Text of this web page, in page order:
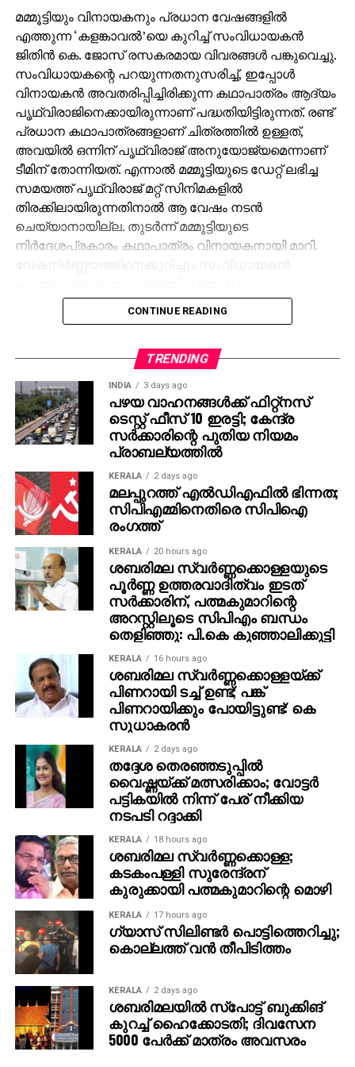
മമ്മൂട്ടിയും വിനായകനും പ്രധാന വേഷങ്ങളില്‍
എത്തുന്ന ‘കളങ്കാവല്‍’യെ കുറിച്ച് സംവിധായകന്‍
ജിതിന്‍ കെ. ജോസ് രസകരമായ വിവരങ്ങള്‍ പങ്കുവെച്ചു.
സംവിധായകന്റെ പറയുന്നതനുസരിച്ച്, ഇപ്പോള്‍
വിനായകന്‍ അവതരിപ്പിച്ചിരിക്കുന്ന കഥാപാത്രം ആദ്യം
പൃഥ്വിരാജിനെക്കായിരുന്നാണ് പദ്ധതിയിട്ടിരുന്നത്. രണ്ട്
പ്രധാന കഥാപാത്രങ്ങളാണ് ചിത്രത്തില്‍ ഉള്ളത്,
അവയില്‍ ഒന്നിന് പൃഥ്വിരാജ് അനുയോജ്യമെന്നാണ്
ടീമിന് തോന്നിയത്. എന്നാല്‍ മമ്മൂട്ടിയുടെ ഡേറ്റ് ലഭിച്ച
സമയത്ത് പൃഥ്വിരാജ് മറ്റ് സിനിമകളില്‍
തിരക്കിലായിരുന്നതിനാല്‍ ആ വേഷം നടന്‍
ചെയ്യാനായില്ല. തുടര്‍ന്ന് മമ്മൂട്ടിയുടെ
നിര്‍ദേശപ്രകാരം കഥാപാത്രം വിനായകനായി മാറി.
അനുയോജ്യനാണെന്ന് തോന്നിയതിനാല്‍
എക്‌സിക്യൂട്ടീവ് പ്രൊഡ്യൂസര്‍ വിവേക് ദാമോദരന്‍
തങ്ങള്‍ക്ക് മനസ്സിലുണ്ടായിരുന്നതുപോലെ തന്നെയാണ്
പൃഥ്വിരാജും ആ വേഷം മമ്മൂക്ക ചെയ്യണം എന്ന്
നിര്‍ദേശിച്ചതെന്നും അദ്ദേഹം വെളിപ്പെടുത്തി. ജിതിന്‍
കെ. ജോസ് പറഞ്ഞു പോലെ, വിനായകന്‍ അവതരിപ്പിച്ച
വേഷം തന്നെയാണ് ആദ്യം പൃഥ്വിരാജിന്
പരിഗണിച്ചത്. മമ്മൂട്ടി കമ്പനി നിര്‍മിച്ച ‘കളങ്കാവല്‍’
നവംബര്‍ 27ന് തീയേറ്ററുകളില്‍ റിലീസ് ചെയ്യും.
CONTINUE READING
TRENDING
INDIA 3 days ago
പഴയ വാഹനങ്ങള്‍ക്ക് ഫിറ്റ്‌നസ്
ടെസ്റ്റ് ഫീസ് 10 ഇരട്ടി; കേന്ദ്ര
സര്‍ക്കാരിന്റെ പുതിയ നിയമം
പ്രാബല്യത്തില്‍
KERALA 2 days ago
മലപ്പുറത്ത് എല്‍ഡിഎഫില്‍ ഭിന്നത;
സിപിഎമ്മിനെതിരെ സിപിഐ
രംഗത്ത്
KERALA 20 hours ago
ശബരിമല സ്വര്‍ണ്ണക്കൊള്ളയുടെ
പൂര്‍ണ്ണ ഉത്തരവാദിത്വം ഇടത്
സര്‍ക്കാരിന്, പത്മകുമാറിന്റെ
അറസ്റ്റിലൂടെ സിപിഎം ബന്ധം
തെളിഞ്ഞു: പി.കെ കുഞ്ഞാലിക്കുട്ടി
KERALA 16 hours ago
ശബരിമല സ്വര്‍ണ്ണക്കൊള്ളയ്ക്ക്
പിണറായി ടച്ച് ഉണ്ട്; പങ്ക്
പിണറായിക്കും പോയിട്ടുണ്ട്: കെ
സുധാകരന്‍
KERALA 2 days ago
തദ്ദേശ തെരഞ്ഞടുപ്പില്‍
വൈഷ്ണയ്ക്ക് മത്സരിക്കാം; വോട്ടര്‍
പട്ടികയില്‍ നിന്ന് പേര് നീക്കിയ
നടപടി റദ്ദാക്കി
KERALA 18 hours ago
ശബരിമല സ്വര്‍ണ്ണക്കൊള്ള;
കടകംപള്ളി സുരേന്ദ്രന്
കുരുക്കായി പത്മകുമാറിന്റെ മൊഴി
KERALA 17 hours ago
ഗ്യാസ് സിലിണ്ടര്‍ പൊട്ടിത്തെറിച്ചു;
കൊല്ലത്ത് വന്‍ തീപിടിത്തം
KERALA 2 days ago
ശബരിമലയില്‍ സ്‌പോട്ട് ബുക്കിങ്
കുറച്ച് ഹൈക്കോടതി; ദിവസേന
5000 പേര്‍ക്ക് മാത്രം അവസരം